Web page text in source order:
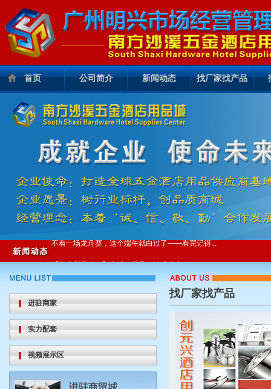
首页 公司简介 新闻动态 找厂家找产品
这场演练，真的很有“安全感”！
【脉鲜】畅销80+国家，全球户外灶具之选
【迪沃斯洗碗机】“解放双手”助力后厨效率跃升...
【利全】厨房百货工厂店
【永联】餐食环保包装 一次性用品
外贸拓局・智链采购・零售破圈・潮创首发｜202...
这场演练，真的很有“安全感”！
【脉鲜】畅销80+国家，全球户外灶具之选
进驻商家
实力配套
视频展示区
找厂家找产品